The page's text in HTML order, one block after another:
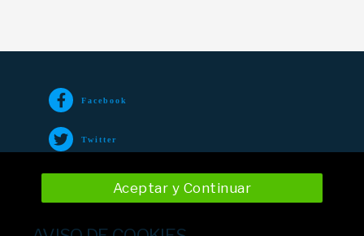
Facebook
Twitter
Aceptar y Continuar